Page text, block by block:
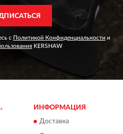
с Политикой Конфиденциальности и
KERSHAW
ИНФОРМАЦИЯ
Доставка